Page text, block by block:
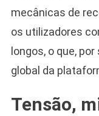
mecânicas de
os utilizadores
longos, o que,
global da
Tensão,